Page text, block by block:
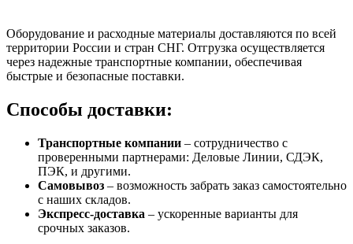
Оборудование и расходные материалы доставляются по всей
территории России и стран СНГ. Отгрузка осуществляется
через надежные транспортные компании, обеспечивая
быстрые и безопасные поставки.
Способы доставки:
Транспортные компании – сотрудничество с
проверенными партнерами: Деловые Линии, СДЭК,
ПЭК, и другими.
Самовывоз – возможность забрать заказ самостоятельно
с наших складов.
Экспресс-доставка – ускоренные варианты для
срочных заказов.